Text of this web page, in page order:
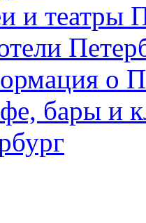
и театры
о
бары и